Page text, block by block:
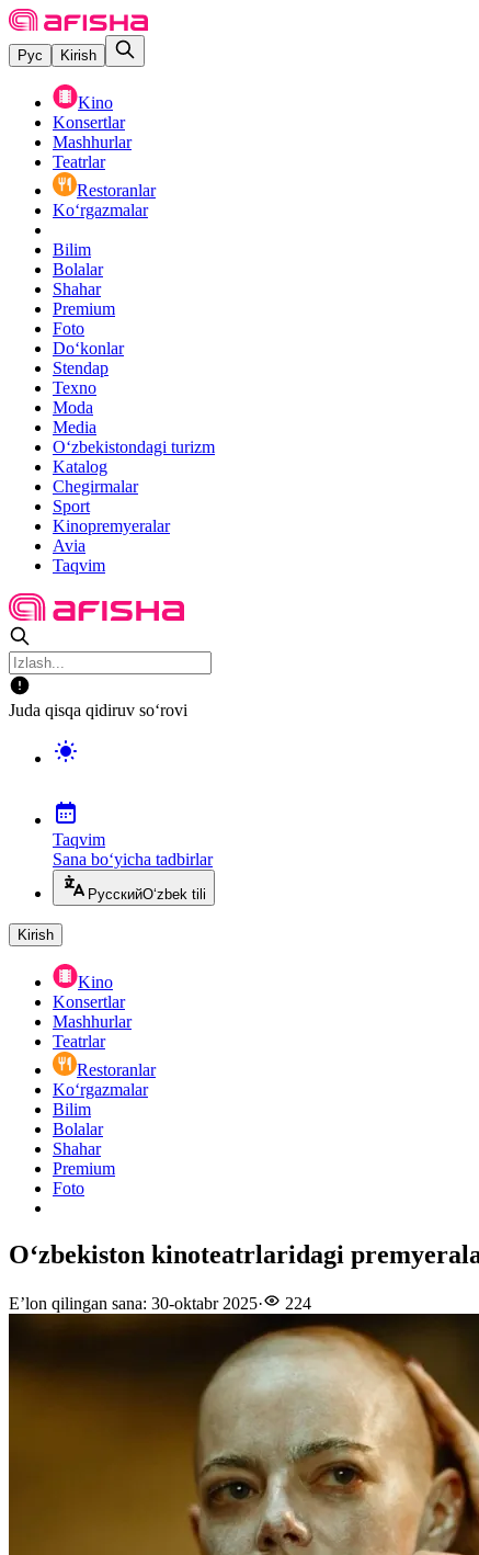
Рус Kirish
Kino
Konsertlar
Mashhurlar
Teatrlar
Restoranlar
Ko‘rgazmalar
Bilim
Bolalar
Shahar
Premium
Foto
Do‘konlar
Stendap
Texno
Moda
Media
O‘zbekistondagi turizm
Katalog
Chegirmalar
Sport
Kinopremyeralar
Avia
Taqvim
Juda qisqa qidiruv so‘rovi
Taqvim
Sana bo‘yicha tadbirlar
РусскийO‘zbek tili
Kirish
Kino
Konsertlar
Mashhurlar
Teatrlar
Restoranlar
Ko‘rgazmalar
Bilim
Bolalar
Shahar
Premium
Foto
Oʻzbekiston kinoteatrlaridagi
E’lon qilingan sana: 30-oktabr 2025· 224